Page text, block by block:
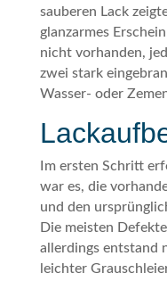
sauberen Lack
glanzarmes
nicht vorhanden,
zwei stark
Wasser- oder
Im ersten Schritt
war es, die
und den
Die meisten
allerdings entstand
leichter